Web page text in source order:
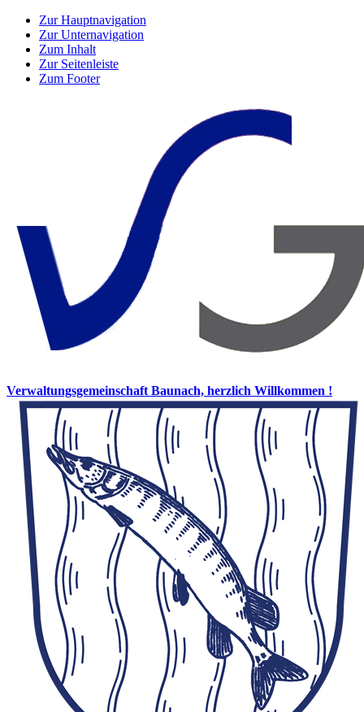
Zur Hauptnavigation
Zur Unternavigation
Zum Inhalt
Zur Seitenleiste
Zum Footer
Verwaltungsgemeinschaft Baunach, herzlich Willkommen !